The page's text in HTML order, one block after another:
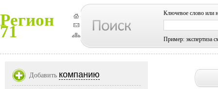
Регион
71
Ключевое слово или
Пример: экспертиза
Добавить компанию